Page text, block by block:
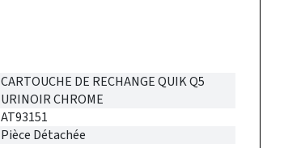
CARTOUCHE DE RECHANGE QUIK Q5
URINOIR CHROME
AT93151
Pièce Détachée